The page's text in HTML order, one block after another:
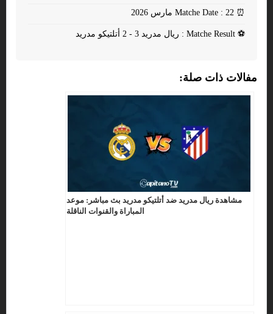
⏰
⚽
مفالات ذات صلة:
مشاهدة ريال مدريد ضد أتلتيكو مدريد بث مباشر: موعد
المباراة والقنوات الناقلة